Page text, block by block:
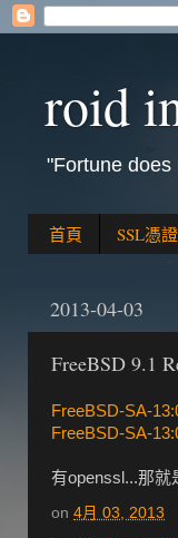
roid
"Fortune does
首頁 SSL憑
2013-04-03
FreeBSD 9.1
FreeBSD-SA-
FreeBSD-SA-
有openssl...那就
on 4月 03, 2013